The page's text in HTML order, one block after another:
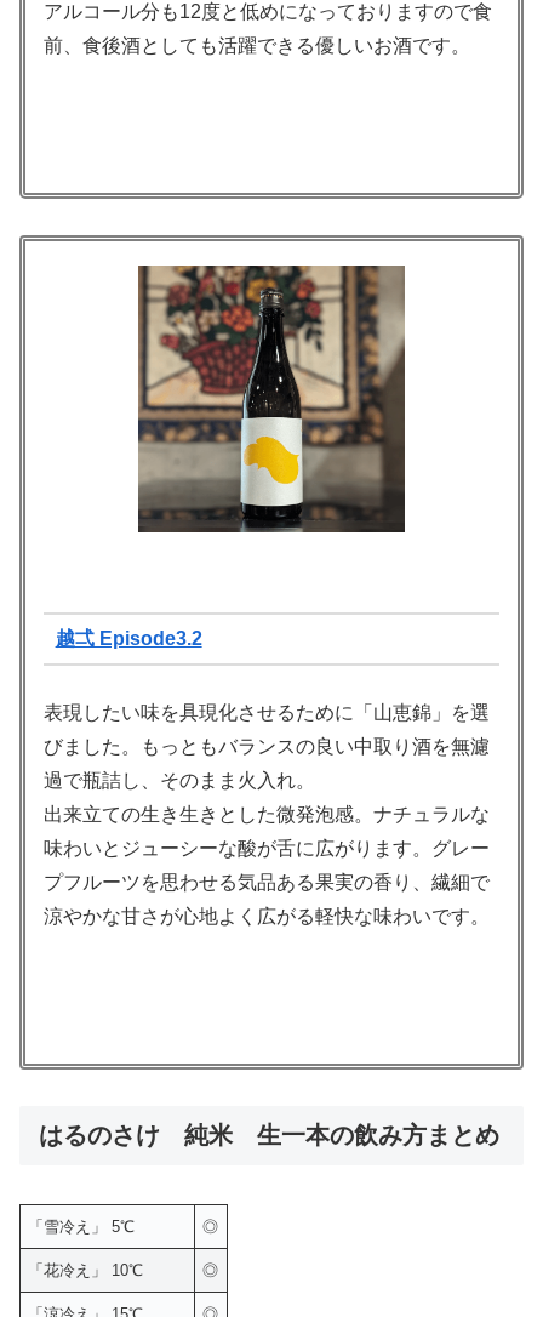
アルコール分も12度と低めになっておりますので食
前、食後酒としても活躍できる優しいお酒です。
越弌 Episode3.2
表現したい味を具現化させるために「山恵錦」を選
びました。もっともバランスの良い中取り酒を無濾
過で瓶詰し、そのまま火入れ。
出来立ての生き生きとした微発泡感。ナチュラルな
味わいとジューシーな酸が舌に広がります。グレー
プフルーツを思わせる気品ある果実の香り、繊細で
涼やかな甘さが心地よく広がる軽快な味わいです。
はるのさけ 純米 生一本の飲み方まとめ
「雪冷え」 5℃ ◎
「花冷え」 10℃ ◎